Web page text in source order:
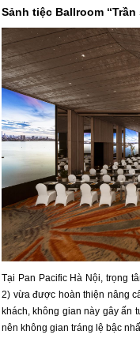
Sảnh tiệc Ballroom
Tại Pan Pacific Hà Nội, trọng
2) vừa được hoàn thiện nâng
khách, không gian này gây ấn
nên không gian tráng lệ bậc